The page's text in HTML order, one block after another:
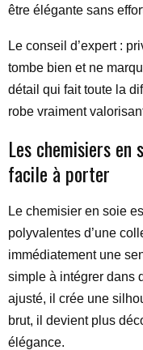
être élégante sans
Le conseil d’expert :
tombe bien et ne
détail qui fait toute la
robe vraiment
Les chemisiers
facile à porter
Le chemisier en soie
polyvalentes d’une
immédiatement une
simple à intégrer dans
ajusté, il crée une
brut, il devient plus
élégance.